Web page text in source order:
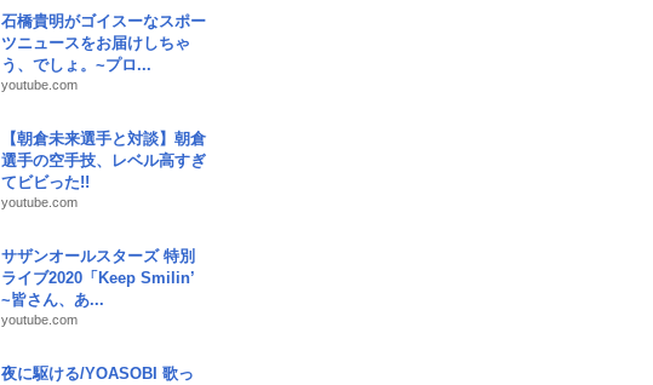
石橋貴明がゴイスーなスポー
ツニュースをお届けしちゃ
う、でしょ。~プロ...
youtube.com
【朝倉未来選手と対談】朝倉
選手の空手技、レベル高すぎ
てビビった!!
youtube.com
サザンオールスターズ 特別
ライブ2020「Keep Smilin’
~皆さん、あ...
youtube.com
夜に駆ける/YOASOBI 歌っ